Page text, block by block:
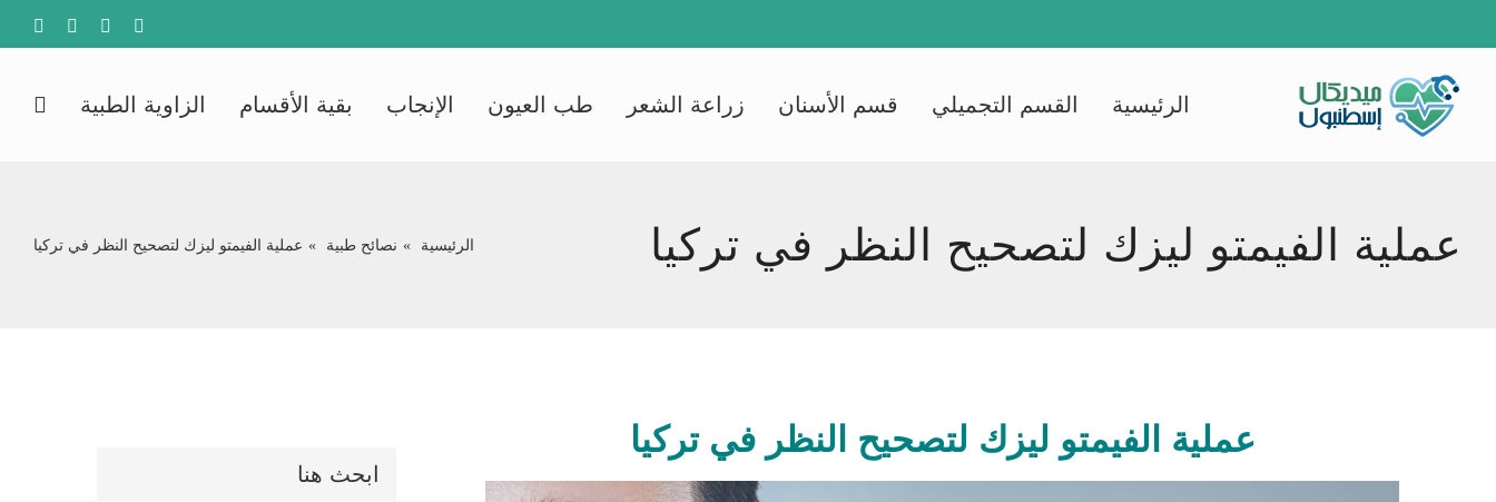
content
Facebook
YouTube
الرئيسية القسم التجميلي قسم الأسنان زراعة الشعر طب العيون الإنجاب بقية الأقسام الزاوية الطبية
عملية الفيمتو ليزك لتصحيح النظر في تركيا الرئيسية نصائح طبية عملية الفيمتو ليزك لتصحيح النظر في تركيا
عملية الفيمتو ليزك لتصحيح النظر في تركيا
ابحث هنا